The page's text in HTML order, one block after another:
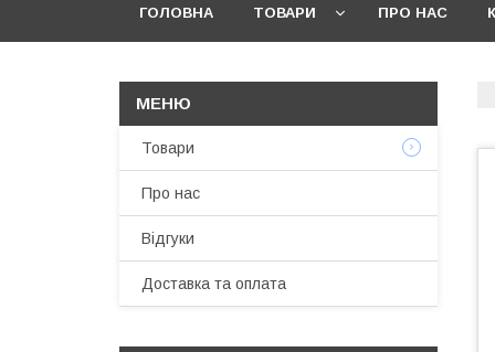
ГОЛОВНА ТОВАРИ ПРО НАС
Товари
Про нас
Відгуки
Доставка та оплата